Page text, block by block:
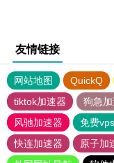
友情链接
网站地图 QuickQ
tiktok加速器
狗急
风驰加速器
免费
快连加速器
原子加